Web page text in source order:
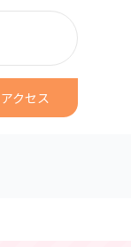
アクセス